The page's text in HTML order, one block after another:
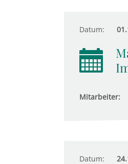
Datum:
Mitarbeiter:
Datum: